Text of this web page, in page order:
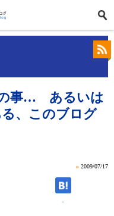
の事… あるいは
、このブログ
» 2009/07/17
-